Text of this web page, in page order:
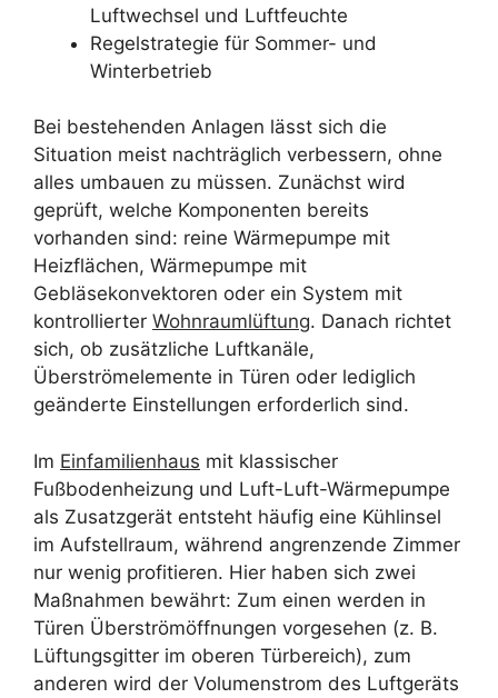
Luftwechsel und Luftfeuchte
Regelstrategie für Sommer- und
Winterbetrieb
Bei bestehenden Anlagen lässt sich die
Situation meist nachträglich verbessern, ohne
alles umbauen zu müssen. Zunächst wird
geprüft, welche Komponenten bereits
vorhanden sind: reine Wärmepumpe mit
Heizflächen, Wärmepumpe mit
Gebläsekonvektoren oder ein System mit
kontrollierter Wohnraumlüftung. Danach richtet
sich, ob zusätzliche Luftkanäle,
Überströmelemente in Türen oder lediglich
geänderte Einstellungen erforderlich sind.
Im Einfamilienhaus mit klassischer
Fußbodenheizung und Luft-Luft-Wärmepumpe
als Zusatzgerät entsteht häufig eine Kühlinsel
im Aufstellraum, während angrenzende Zimmer
nur wenig profitieren. Hier haben sich zwei
Maßnahmen bewährt: Zum einen werden in
Türen Überströmöffnungen vorgesehen (z. B.
Lüftungsgitter im oberen Türbereich), zum
anderen wird der Volumenstrom des Luftgeräts